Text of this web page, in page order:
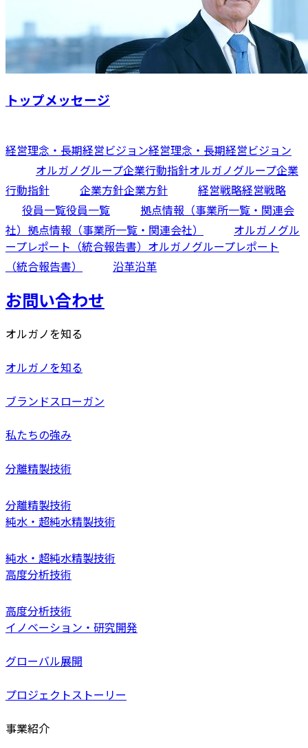
トップメッセージ
経営理念・長期経営ビジョン経営理念・長期経営ビジョン
オルガノグループ企業行動指針オルガノグループ企業
行動指針
企業方針企業方針 経営戦略経営戦略
役員一覧役員一覧
拠点情報（事業所一覧・関連会
社） 拠点情報（事業所一覧・関連会社）
オルガノグル
ープレポート（統合報告書） オルガノグループレポート
（統合報告書）
沿革沿革
お問い合わせ
オルガノを知る
オルガノを知る
ブランドスローガン
私たちの強み
分離精製技術
分離精製技術
純水・超純水精製技術
純水・超純水精製技術
高度分析技術
高度分析技術
イノベーション・研究開発
グローバル展開
プロジェクトストーリー
事業紹介